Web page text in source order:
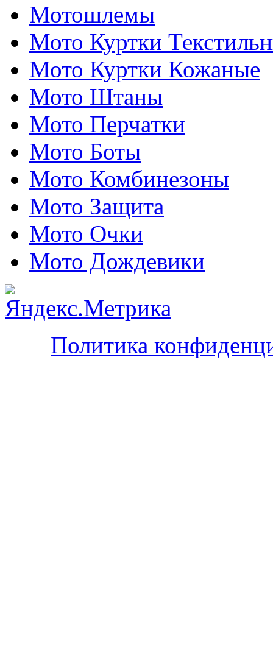
Мотошлемы
Мото Куртки
Мото Куртки Кожаные
Мото Штаны
Мото Перчатки
Мото Боты
Мото Комбинезоны
Мото Защита
Мото Очки
Мото Дождевики
Политика